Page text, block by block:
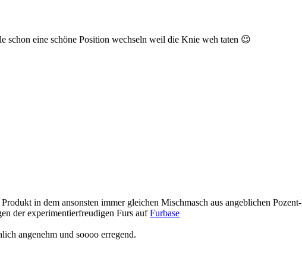
eine schöne Position wechseln weil die Knie weh taten 😉
in dem ansonsten immer gleichen Mischmasch aus angeblichen
der experimentierfreudigen Furs aufFurbase
angenehm und soooo erregend.